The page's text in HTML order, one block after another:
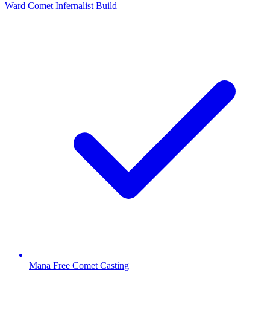
Ward Comet Infernalist Build
Mana Free Comet Casting